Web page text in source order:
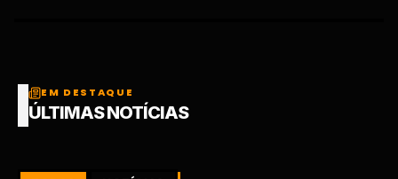
EM DESTAQUE
ÚLTIMAS NOTÍCIAS